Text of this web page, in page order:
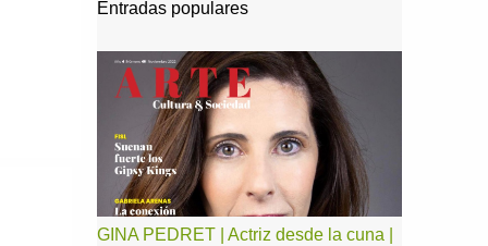
Entradas populares
GINA PEDRET | Actriz desde la cuna |